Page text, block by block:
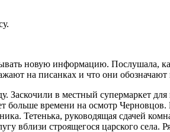
новую информацию. Послушала,
на писанках и что они
Заскочили в местный супермаркет
больше времени на осмотр
Тетенька, руководящая сдачей
вблизи строящегося царского